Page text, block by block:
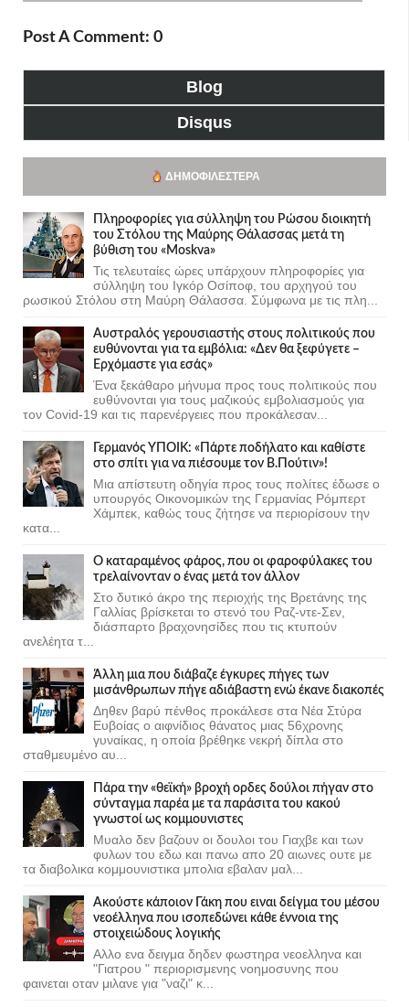
Post A Comment: 0
Blog
Disqus
ΔΗΜΟΦΙΛΈΣΤΕΡΑ
Πληροφορίες για σύλληψη του Ρώσου διοικητή
του Στόλου της Mαύρης Θάλασσας μετά τη
βύθιση του «Moskva»
Τις τελευταίες ώρες υπάρχουν πληροφορίες για
σύλληψη του Ιγκόρ Οσίποφ, του αρχηγού του
ρωσικού Στόλου στη Μαύρη Θάλασσα. Σύμφωνα με τις πλη...
Αυστραλός γερουσιαστής στους πολιτικούς που
ευθύνονται για τα εμβόλια: «Δεν θα ξεφύγετε –
Ερχόμαστε για εσάς»
Ένα ξεκάθαρο μήνυμα προς τους πολιτικούς που
ευθύνονται για τους μαζικούς εμβολιασμούς για
τον Covid-19 και τις παρενέργειες που προκάλεσαν...
Γερμανός ΥΠΟΙΚ: «Πάρτε ποδήλατο και καθίστε
στο σπίτι για να πιέσουμε τον Β.Πούτιν»!
Μια απίστευτη οδηγία προς τους πολίτες έδωσε ο
υπουργός Οικονομικών της Γερμανίας Ρόμπερτ
Χάμπεκ, καθώς τους ζήτησε να περιορίσουν την
κατα...
Ο καταραμένος φάρος, που οι φαροφύλακες του
τρελαίνονταν ο ένας μετά τον άλλον
Στο δυτικό άκρο της περιοχής της Βρετάνης της
Γαλλίας βρίσκεται το στενό του Ραζ-ντε-Σεν,
διάσπαρτο βραχονησίδες που τις κτυπούν
ανελέητα τ...
Άλλη μια που διάβαζε έγκυρες πήγες των
μισάνθρωπων πήγε αδιάβαστη ενώ έκανε διακοπές
Δηθεν βαρύ πένθος προκάλεσε στα Νέα Στύρα
Ευβοίας ο αιφνίδιος θάνατος μιας 56χρονης
γυναίκας, η οποία βρέθηκε νεκρή δίπλα στο
σταθμευμένο αυ...
Πάρα την «θεϊκή» βροχή ορδες δούλοι πήγαν στο
σύνταγμα παρέα με τα παράσιτα του κακού
γνωστοί ως κομμουνιστες
Μυαλο δεν βαζουν οι δουλοι του Γιαχβε και των
φυλων του εδω και πανω απο 20 αιωνες ουτε με
τα διαβολικα κομμουνιστικα μπολια εβαλαν μαλ...
Ακούστε κάποιον Γάκη που ειναι δείγμα του μέσου
νεοέλληνα που ισοπεδώνει κάθε έννοια της
στοιχειώδους λογικής
Αλλο ενα δειγμα δηδεν φωστηρα νεοελληνα και
"Γιατρου " περιορισμενης νοημοσυνης που
φαινεται οταν μιλανε για "ναζι" κ...